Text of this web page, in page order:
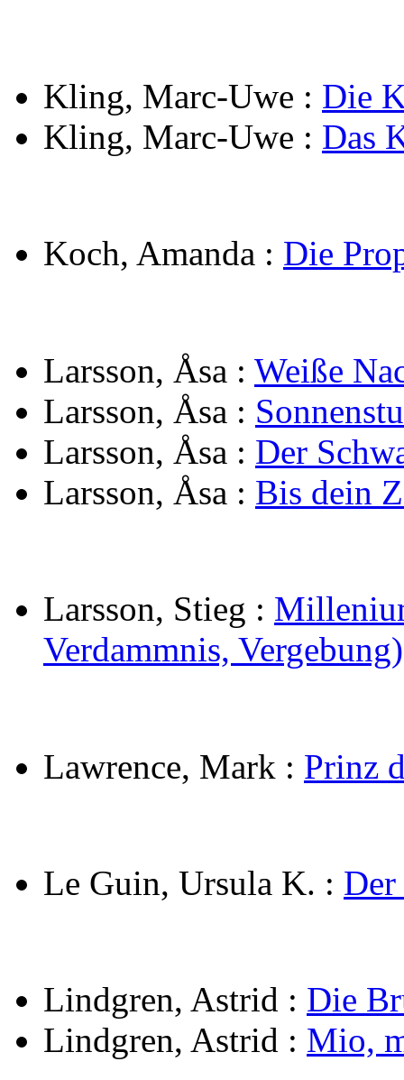
Kling, Marc-Uwe : Die
Kling, Marc-Uwe : Das
Koch, Amanda : Die
Larsson, Åsa : Weiße
Larsson, Åsa :
Larsson, Åsa : Der
Larsson, Åsa : Bis dein
Larsson, Stieg :
Verdammnis, Vergebung)
Lawrence, Mark : Prinz
Le Guin, Ursula K. : Der
Lindgren, Astrid : Die
Lindgren, Astrid : Mio,